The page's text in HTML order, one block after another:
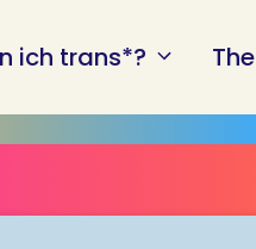
ich trans*?